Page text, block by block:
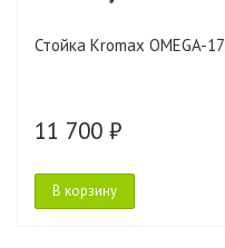
Стойка Kromax OMEGA-17
11 700 ₽
В корзину